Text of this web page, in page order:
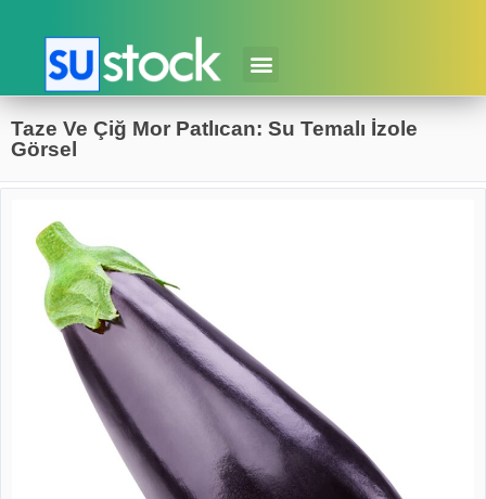
Taze Ve Çiğ Mor Patlıcan: Su Temalı İzole
Görsel